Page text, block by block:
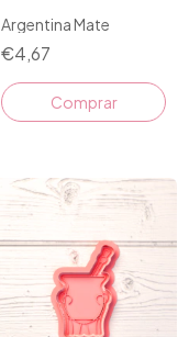
Argentina Mate
€4,67
Comprar